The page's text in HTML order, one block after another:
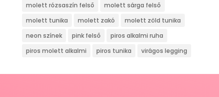
molett rózsaszín felső
molett sárga felső
molett tunika
molett zakó
molett zöld tunika
neon színek
pink felső
piros alkalmi ruha
piros molett alkalmi
piros tunika virágos legging